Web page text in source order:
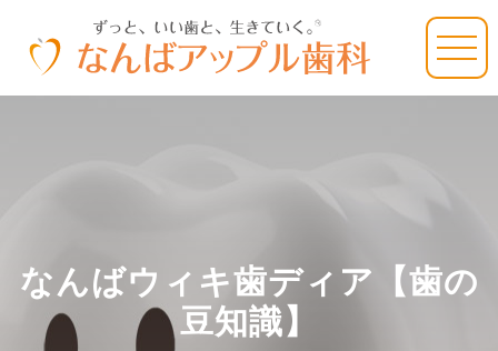
なんばウィキ歯ディア【歯の
豆知識】